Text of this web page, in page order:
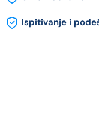
Ispitivanje i